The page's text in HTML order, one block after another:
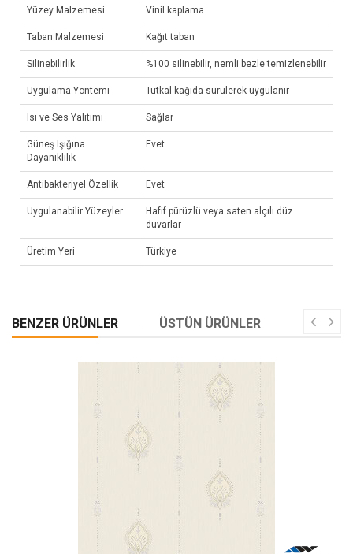
Yüzey Malzemesi Vinil kaplama
Taban Malzemesi Kağıt taban
Silinebilirlik %100 silinebilir, nemli bezle temizlenebilir
Uygulama Yöntemi Tutkal kağıda sürülerek uygulanır
Isı ve Ses Yalıtımı Sağlar
Güneş Işığına
Dayanıklılık
Evet
Antibakteriyel Özellik Evet
Uygulanabilir Yüzeyler
Hafif pürüzlü veya saten alçılı düz
duvarlar
Üretim Yeri Türkiye
BENZER ÜRÜNLER ÜSTÜN ÜRÜNLER